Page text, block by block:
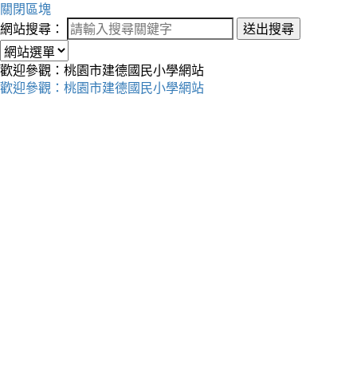
關閉區塊
網站搜尋：
送出搜尋
歡迎參觀：桃園市建德國民小學網站
歡迎參觀：桃園市建德國民小學網站